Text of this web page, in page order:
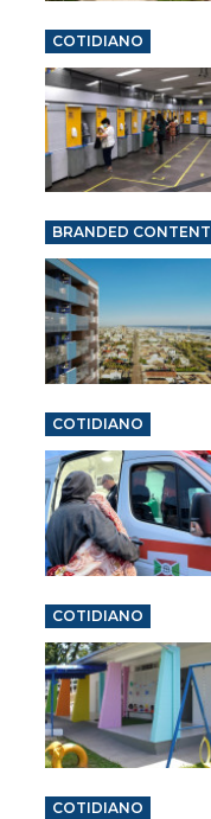
COTIDIANO
BRANDED CONTENT
COTIDIANO
COTIDIANO
COTIDIANO